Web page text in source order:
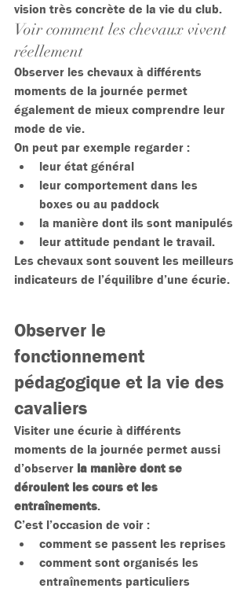
vision très concrète de la vie du club.
Voir comment les chevaux vivent
réellement
Observer les chevaux à différents
moments de la journée permet
également de mieux comprendre leur
mode de vie.
On peut par exemple regarder :
leur état général
leur comportement dans les
boxes ou au paddock
la manière dont ils sont manipulés
leur attitude pendant le travail.
Les chevaux sont souvent les meilleurs
indicateurs de l’équilibre d’une écurie.
Observer le
fonctionnement
pédagogique et la vie des
cavaliers
Visiter une écurie à différents
moments de la journée permet aussi
d’observer la manière dont se
déroulent les cours et les
entraînements.
C’est l’occasion de voir :
comment se passent les reprises
comment sont organisés les
entraînements particuliers